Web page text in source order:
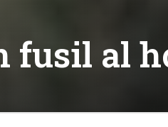
fusil al